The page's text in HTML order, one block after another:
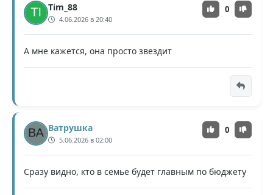
Tim_88
4.06.2026 в 20:40
0
А мне кажется, она просто звездит
Ватрушка
5.06.2026 в 02:00
0
Сразу видно, кто в семье будет главным по бюджету